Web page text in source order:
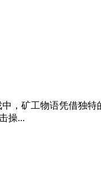
，矿工物语凭借独
操...